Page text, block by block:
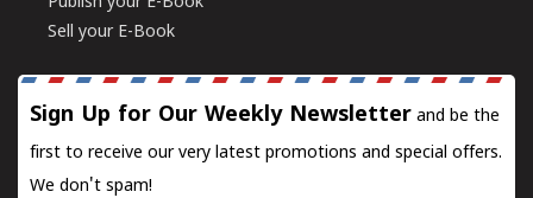
Sell your E-Book
Sign Up for Our Weekly Newsletter and be the
first to receive our very latest promotions and special offers.
We don't spam!